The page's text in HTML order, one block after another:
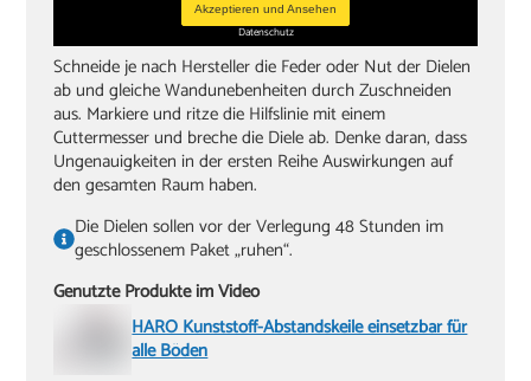
Akzeptieren und Ansehen
Datenschutz
Schneide je nach Hersteller die Feder oder Nut der Dielen
ab und gleiche Wandunebenheiten durch Zuschneiden
aus. Markiere und ritze die Hilfslinie mit einem
Cuttermesser und breche die Diele ab. Denke daran, dass
Ungenauigkeiten in der ersten Reihe Auswirkungen auf
den gesamten Raum haben.
Die Dielen sollen vor der Verlegung 48 Stunden im
geschlossenem Paket „ruhen“.
Genutzte Produkte im Video
HARO Kunststoff-Abstandskeile einsetzbar für
alle Böden